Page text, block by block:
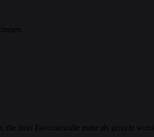
ihrer Favoritenrolle mehr als gerecht